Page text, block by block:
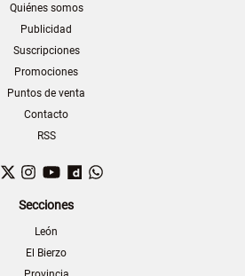
Quiénes somos
Publicidad
Suscripciones
Promociones
Puntos de venta
Contacto
RSS
Facebook
TwitterInstagram
YouTubeDailymotion
Secciones
León
El Bierzo